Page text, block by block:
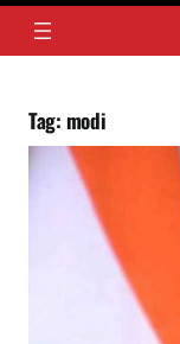
Tag: modi